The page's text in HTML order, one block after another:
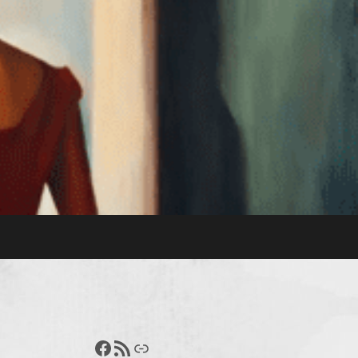
Francisco Pérez
Feed RSSEnlace